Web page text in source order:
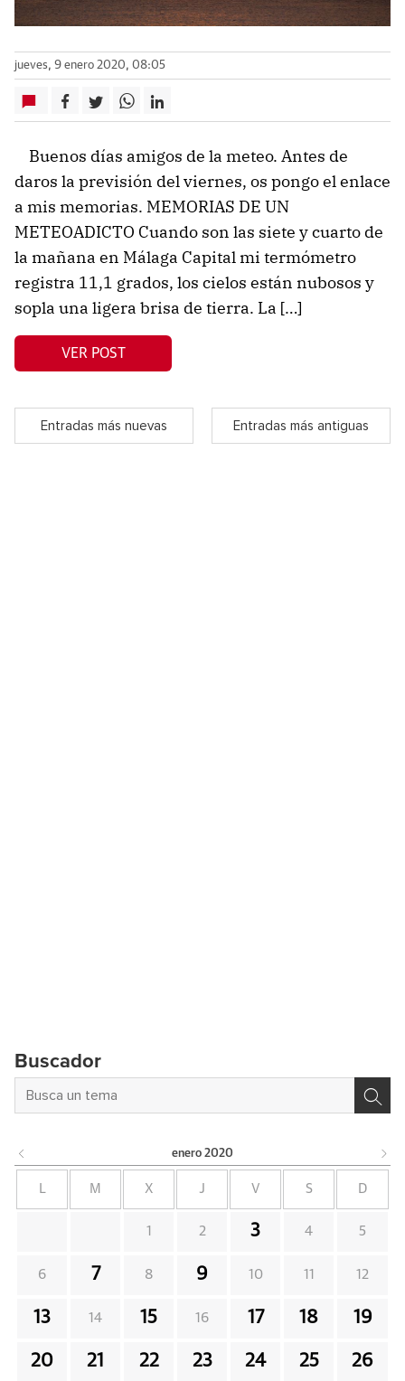
jueves, 9 enero 2020, 08:05
Buenos días amigos de la meteo. Antes de
daros la previsión del viernes, os pongo el enlace
a mis memorias. MEMORIAS DE UN
METEOADICTO Cuando son las siete y cuarto de
la mañana en Málaga Capital mi termómetro
registra 11,1 grados, los cielos están nubosos y
sopla una ligera brisa de tierra. La […]
VER POST
Entradas más nuevas Entradas más antiguas
Buscador
enero 2020
L M X J V S D
1 2 3 4 5
6 7 8 9 10 11 12
13 14 15 16 17 18 19
20 21 22 23 24 25 26